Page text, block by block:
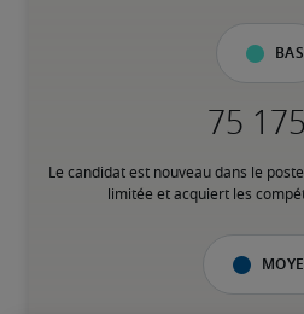
Bas
Le candidat est nouveau dans le
limitée et acquiert les